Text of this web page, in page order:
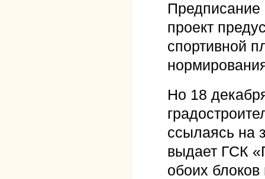
проект
спортивной
Но 18
ссылаясь на
выдает ГСК
обоих